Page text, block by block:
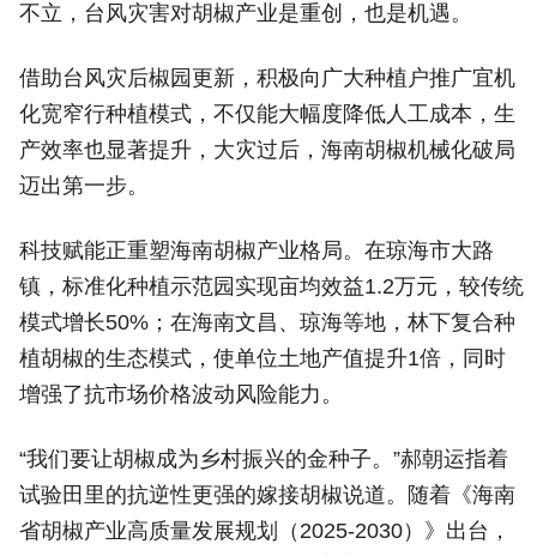
不立，台风灾害对胡椒产业是重创，也是机遇。
借助台风灾后椒园更新，积极向广大种植户推广宜机
化宽窄行种植模式，不仅能大幅度降低人工成本，生
产效率也显著提升，大灾过后，海南胡椒机械化破局
迈出第一步。
科技赋能正重塑海南胡椒产业格局。在琼海市大路
镇，标准化种植示范园实现亩均效益1.2万元，较传统
模式增长50%；在海南文昌、琼海等地，林下复合种
植胡椒的生态模式，使单位土地产值提升1倍，同时
增强了抗市场价格波动风险能力。
“我们要让胡椒成为乡村振兴的金种子。”郝朝运指着
试验田里的抗逆性更强的嫁接胡椒说道。随着《海南
省胡椒产业高质量发展规划（2025-2030）》出台，